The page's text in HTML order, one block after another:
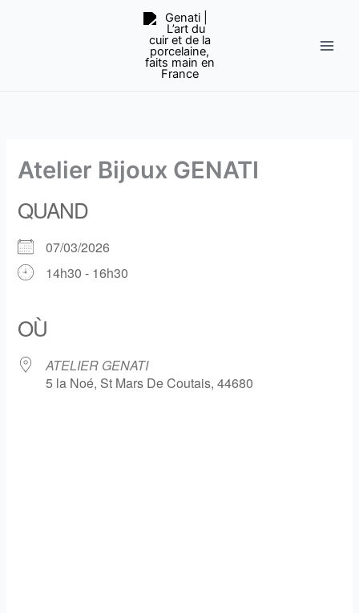
Atelier Bijoux GENATI
QUAND
07/03/2026
14h30 - 16h30
OÙ
ATELIER GENATI
5 la Noé, St Mars De Coutais, 44680